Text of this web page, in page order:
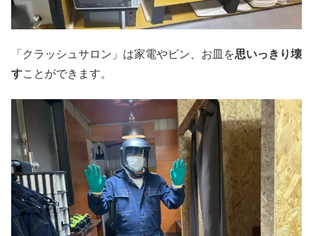
「クラッシュサロン」は家電やビン、お皿を思いっきり壊
すことができます。